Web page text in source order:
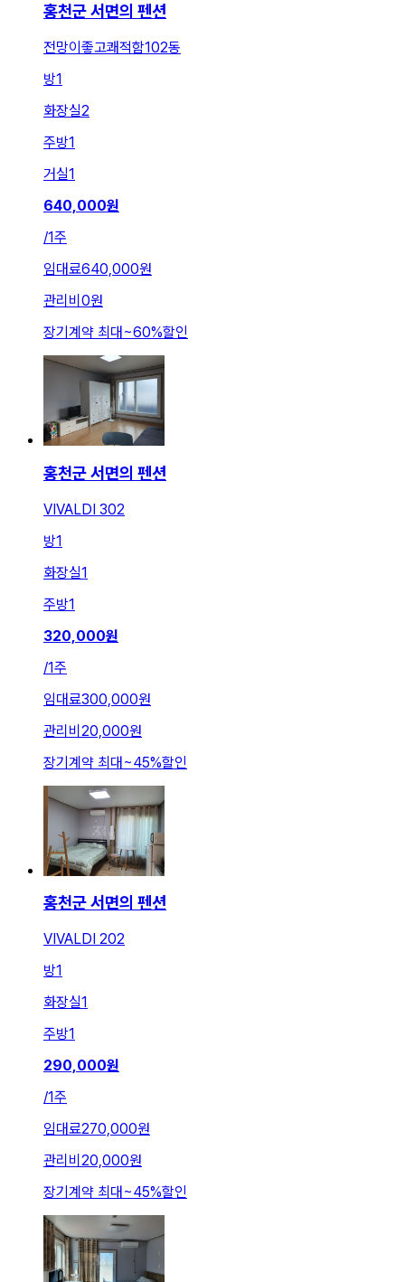
홍천군 서면의 펜션
전망이좋고쾌적함102동
방1
화장실2
주방1
거실1
640,000원
/1주
임대료640,000원
관리비 0원
장기계약 최대~60%할인
홍천군 서면의 펜션
VIVALDI 302
방1
화장실1
주방1
320,000원
/1주
임대료300,000원
관리비 20,000원
장기계약 최대~45%할인
홍천군 서면의 펜션
VIVALDI 202
방1
화장실1
주방1
290,000원
/1주
임대료270,000원
관리비 20,000원
장기계약 최대~45%할인